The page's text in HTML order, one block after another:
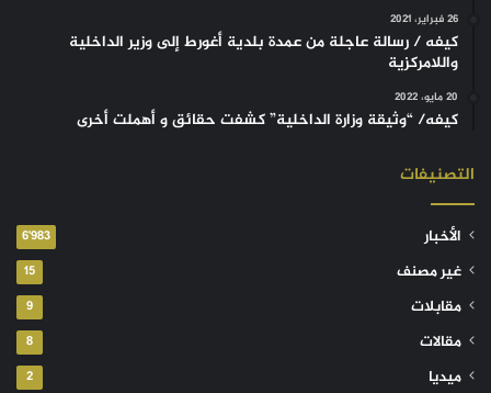
26 فبراير، 2021
كيفه / رسالة عاجلة من عمدة بلدية أغورط إلى وزير الداخلية
واللامركزية
20 مايو، 2022
كيفه/ “وثيقة وزارة الداخلية” كشفت حقائق و أهملت أخرى
التصنيفات
الأخبار 6٬983
غير مصنف 15
مقابلات 9
مقالات 8
ميديا 2